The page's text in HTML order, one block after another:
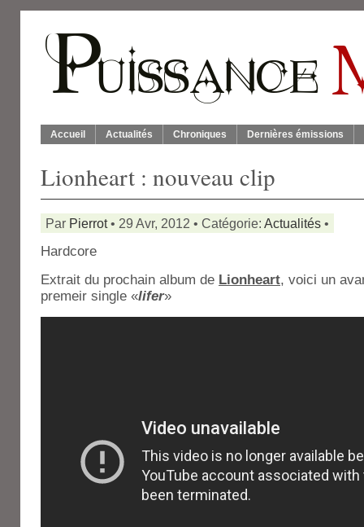
Accueil Actualités Chroniques Dernières émissions
Lionheart : nouveau clip
Par Pierrot• 29 Avr, 2012 • Catégorie: Actualités •
Hardcore
Extrait du prochain album de Lionheart, voici un
premeir single «lifer»